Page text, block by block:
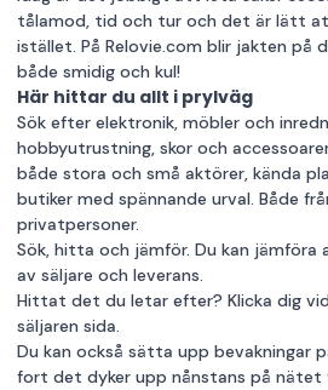
tålamod, tid och tur och det är lätt
istället. På Relovie.com blir jakten på
både smidig och kul!
Här hittar du allt i prylväg
Sök efter elektronik, möbler och
hobbyutrustning, skor och
både stora och små aktörer, kända
butiker med spännande urval. Både
privatpersoner.
Sök, hitta och jämför. Du kan jämföra
av säljare och leverans.
Hittat det du letar efter? Klicka dig
säljaren sida.
Du kan också sätta upp bevakningar
fort det dyker upp nånstans på nätet